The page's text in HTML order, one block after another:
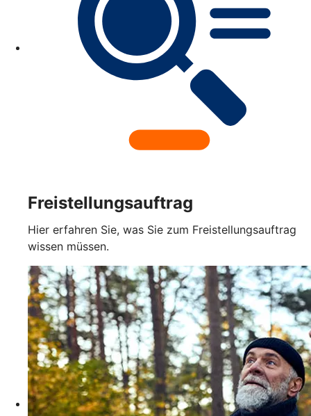
Freistellungsauftrag
Hier erfahren Sie, was Sie zum Freistellungsauftrag
wissen müssen.